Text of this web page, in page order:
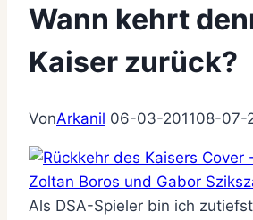
Wann kehrt
Kaiser zurück?
VonArkanil 06-03-201108-07-
Als DSA-Spieler bin ich zutiefst